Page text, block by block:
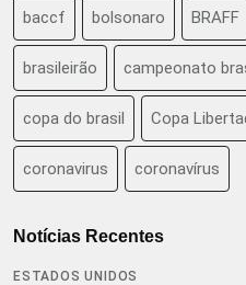
baccf bolsonaro BRAFF
brasileirão campeonato
copa do brasil Copa
coronavirus coronavírus
Notícias Recentes
ESTADOS UNIDOS